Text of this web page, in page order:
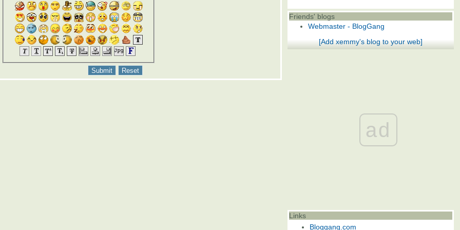
Friends' blogs
Webmaster - BlogGang
[Add xemmy's blog to your web]
ad
Links
Bloggang.com